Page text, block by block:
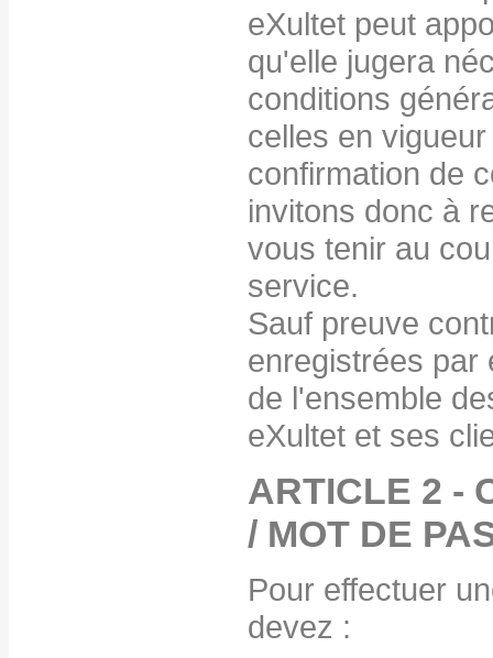
eXultet peut
qu'elle jugera
conditions
celles en
confirmation de
invitons donc à
vous tenir au
service.
Sauf preuve
enregistrées par
de l'ensemble
eXultet et ses
ARTICLE 2 -
/ MOT DE
Pour effectuer
devez :